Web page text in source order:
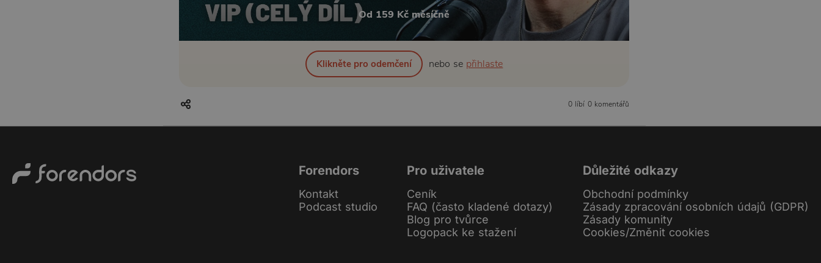
Od 159 Kč měsíčně
Klikněte pro odemčení nebo se přihlaste
0 líbí 0 komentářů
Forendors
Kontakt
Podcast studio
Pro uživatele
Ceník
FAQ (často kladené dotazy)
Blog pro tvůrce
Logopack ke stažení
Důležité odkazy
Obchodní podmínky
Zásady zpracování osobních údajů (GDPR)
Zásady komunity
Cookies/Změnit cookies